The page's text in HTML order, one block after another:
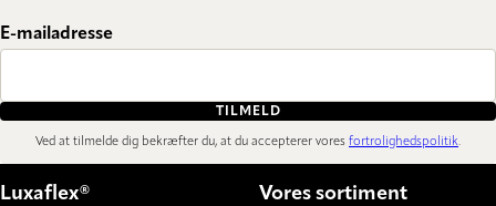
E-mailadresse
TILMELD
Ved at tilmelde dig bekræfter du, at du accepterer vores fortrolighedspolitik.
Luxaflex® Vores sortiment